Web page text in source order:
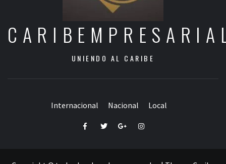
UNIENDO AL CARIBE
Internacional Nacional Local
FacebookTwitterGoogle+Instagram